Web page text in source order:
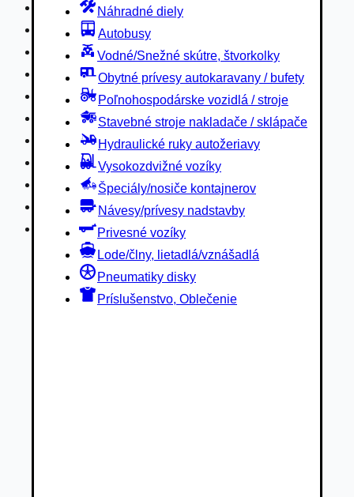
Náhradné diely
Autobusy
Vodné/Snežné skútre, štvorkolky
Obytné prívesy autokaravany / bufety
Poľnohospodárske vozidlá / stroje
Stavebné stroje nakladače / sklápače
Hydraulické ruky autožeriavy
Vysokozdvižné vozíky
Špeciály/nosiče kontajnerov
Návesy/prívesy nadstavby
Privesné vozíky
Lode/člny, lietadlá/vznášadlá
Pneumatiky disky
Príslušenstvo, Oblečenie
Obytné prívesy autokaravany / bufety
Poľnohospodárske vozidlá / stroje
Stavebné stroje nakladače / sklápače
Hydraulické ruky autožeriavy
Vysokozdvižné vozíky
Špeciály/nosiče kontajnerov
Návesy/prívesy nadstavby
Privesné vozíky
Lode/člny, lietadlá/vznášadlá
Pneumatiky disky
Príslušenstvo, Oblečenie